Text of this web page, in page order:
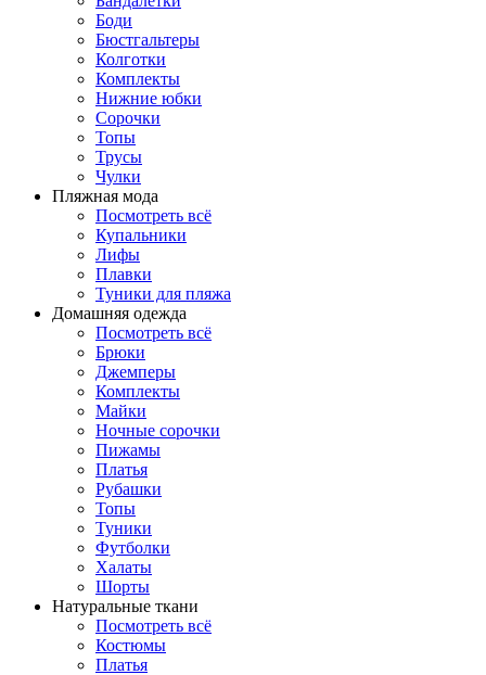
Боди
Бюстгальтеры
Колготки
Комплекты
Нижние юбки
Сорочки
Топы
Трусы
Чулки
Пляжная мода
Посмотреть всё
Купальники
Лифы
Плавки
Туники для пляжа
Домашняя одежда
Посмотреть всё
Брюки
Джемперы
Комплекты
Майки
Ночные сорочки
Пижамы
Платья
Рубашки
Топы
Туники
Футболки
Халаты
Шорты
Натуральные ткани
Посмотреть всё
Костюмы
Платья